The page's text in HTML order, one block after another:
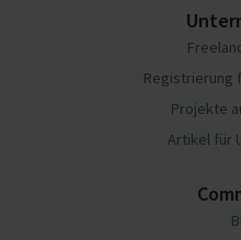
Registrierung
Projekte
Artikel für